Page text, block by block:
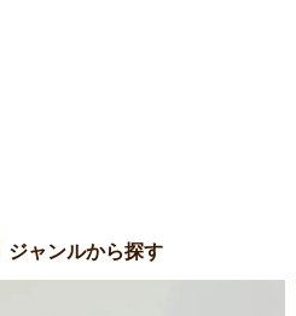
ジャンルから探す